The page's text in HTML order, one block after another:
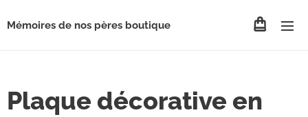
Mémoires de nos pères boutique
Plaque décorative en